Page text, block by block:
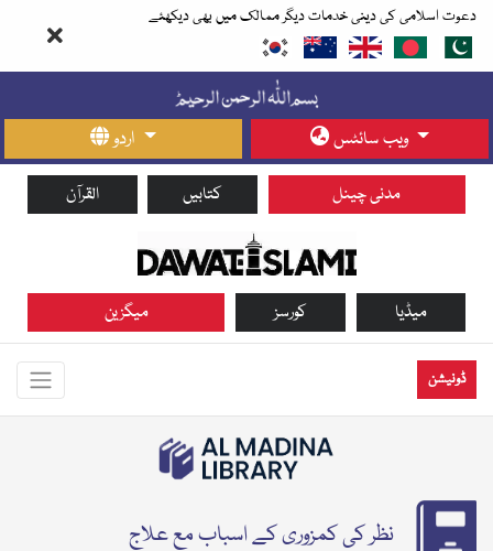
دعوت اسلامی کی دینی خدمات دیگر ممالک میں بھی دیکھئے
اردو ویب سائٹس
القرآن کتابیں مدنی چینل
میگزین کورسز میڈیا
ڈونیشن
نظر کی کمزوری کے اسباب مع علاج